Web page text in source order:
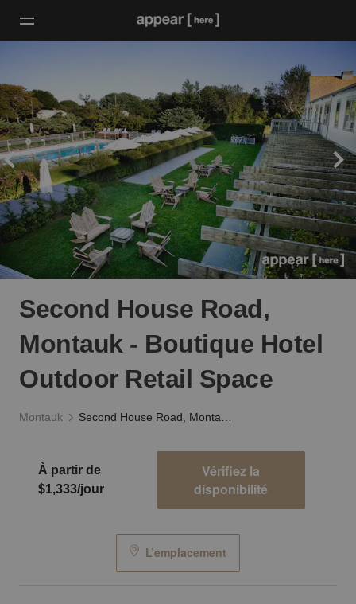
Second House Road,
Montauk - Boutique Hotel
Outdoor Retail Space
Montauk
À partir de
$1,333/jour
Vérifiez la
disponibilité
L’emplacement